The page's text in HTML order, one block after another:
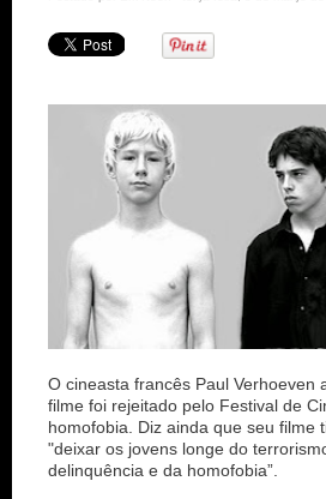
O cineasta francês Paul Verhoeven
filme foi rejeitado pelo Festival de
homofobia. Diz ainda que seu filme
"deixar os jovens longe do
delinquência e da homofobia”.